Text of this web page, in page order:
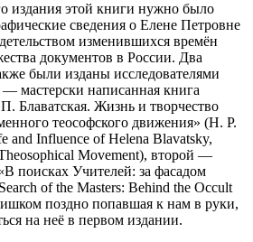
издания этой книги нужно было
сведения о Елене Петровне
изменившихся времён
документов в России. Два
были изданы исследователями
мастерски написанная книга
Блаватская. Жизнь и творчество
теософского движения» (H. P.
and Influence of Helena Blavatsky,
Movement), второй —
поисках Учителей: за фасадом
of the Masters: Behind the Occult
поздно попавшая к нам в руки,
на неё в первом издании.